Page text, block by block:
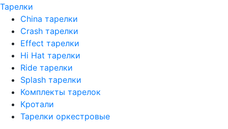
Тарелки
China тарелки
Crash тарелки
Effect тарелки
Hi Hat тарелки
Ride тарелки
Splash тарелки
Комплекты тарелок
Кротали
Тарелки оркестровые